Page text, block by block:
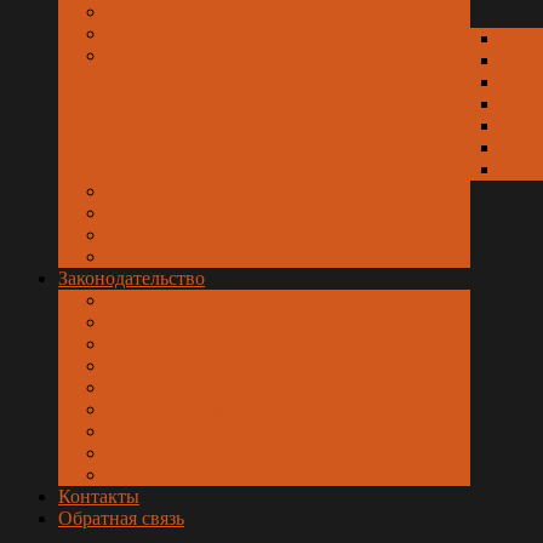
Законодательство
Контакты
Обратная связь